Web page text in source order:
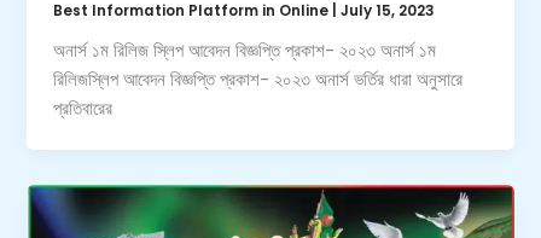
Best Information Platform in Online |July 15, 2023
অনার্স ১ম রিলিজ স্লিপ আবেদন বিজ্ঞপ্তি প্রকাশ- ২০২৩ অনার্স ১ম
রিলিজস্লিপ আবেদন বিজ্ঞপ্তি প্রকাশ- ২০২৩ অনার্স ভর্তির ধারা অনুসারে
প্রতিবারের